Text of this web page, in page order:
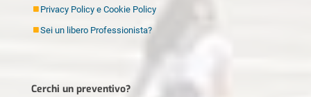
Idraulico Milano
Imbianchino Milano
Ristrutturazioni Milano
Privacy Policy e Cookie Policy
Sei un libero Professionista?
Cerchi un preventivo?